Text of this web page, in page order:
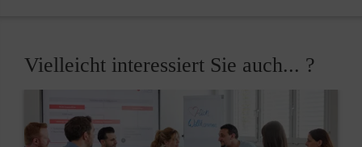
Vielleicht interessiert Sie auch... ?